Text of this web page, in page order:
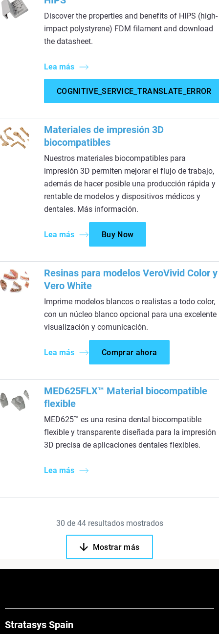
Discover the properties and benefits of HIPS (high-
impact polystyrene) FDM filament and download
the datasheet.
Lea más
COGNITIVE_SERVICE_TRANSLATE_ERROR
Materiales de impresión 3D
biocompatibles
Nuestros materiales biocompatibles para
impresión 3D permiten mejorar el flujo de trabajo,
además de hacer posible una producción rápida y
rentable de modelos y dispositivos médicos y
dentales. Más información.
Lea más Buy Now
Resinas para modelos VeroVivid Color y
Vero White
Imprime modelos blancos o realistas a todo color,
con un núcleo blanco opcional para una excelente
visualización y comunicación.
Lea más Comprar ahora
MED625FLX™ Material biocompatible
flexible
MED625™ es una resina dental biocompatible
flexible y transparente diseñada para la impresión
3D precisa de aplicaciones dentales flexibles.
Lea más
30 de 44resultados mostrados
Mostrar más
Stratasys Spain